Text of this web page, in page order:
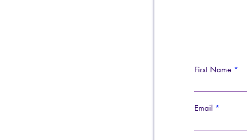
First Name
Email